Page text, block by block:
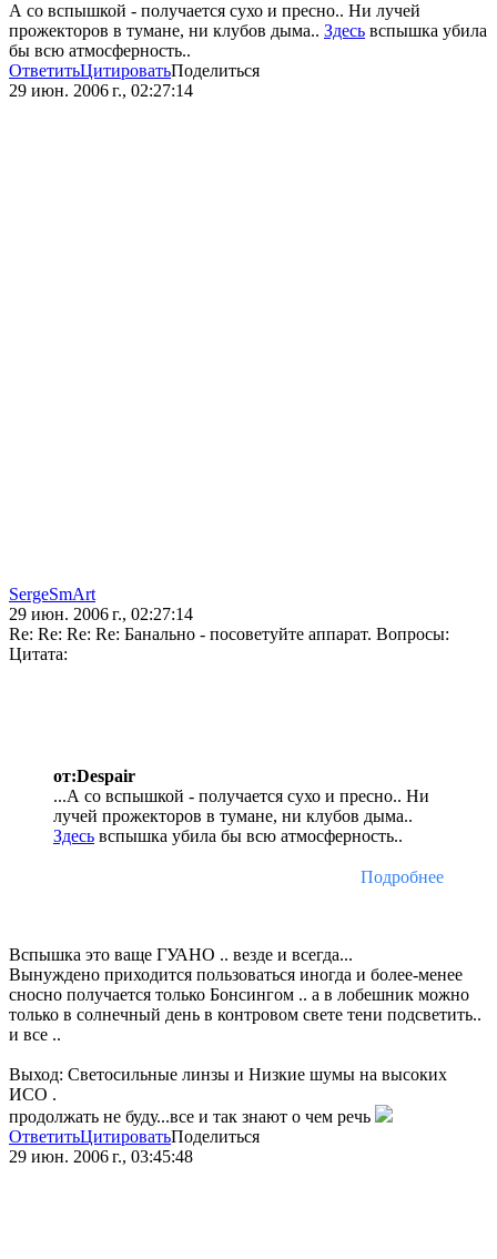
А со вспышкой - получается сухо и пресно.. Ни лучей
прожекторов в тумане, ни клубов дыма.. Здесь вспышка убила
бы всю атмосферность..
ОтветитьЦитироватьПоделиться
29 июн. 2006 г., 02:27:14
SergeSmArt
29 июн. 2006 г., 02:27:14
Re: Re: Re: Re: Банально - посоветуйте аппарат. Вопросы:
Цитата:
от:Despair
...А со вспышкой - получается сухо и пресно.. Ни
лучей прожекторов в тумане, ни клубов дыма..
Здесь вспышка убила бы всю атмосферность..
Подробнее
Вспышка это ваще ГУАНО .. везде и всегда...
Вынуждено приходится пользоваться иногда и более-менее
сносно получается только Бонсингом .. а в лобешник можно
только в солнечный день в контровом свете тени подсветить..
и все ..
Выход: Светосильные линзы и Низкие шумы на высоких
ИСО .
продолжать не буду...все и так знают о чем речь
ОтветитьЦитироватьПоделиться
29 июн. 2006 г., 03:45:48